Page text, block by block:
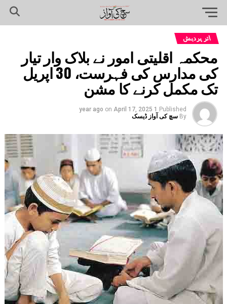
اتر پردیش
محکمہ اقلیتی امور نے بلاک وار تیار
کی مدارس کی فہرست، 30 اپریل
تک مکمل کرنے کا مشن
Published
1 year ago
on April 17, 2025
By سچ کی آواز ڈیسک